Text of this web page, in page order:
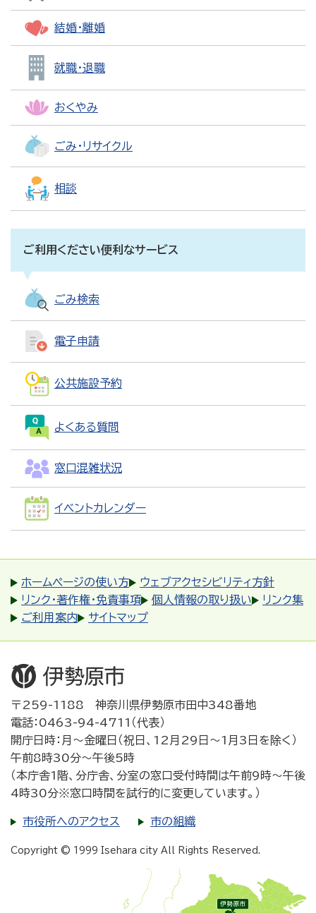
結婚・離婚
就職・退職
おくやみ
ごみ・リサイクル
相談
ご利用ください便利なサービス
ごみ検索
電子申請
公共施設予約
よくある質問
窓口混雑状況
イベントカレンダー
ホームページの使い方
ウェブアクセシビリティ方針
リンク・著作権・免責事項
個人情報の取り扱い
リンク集
ご利用案内
サイトマップ
〒259-1188 神奈川県伊勢原市田中348番地
電話：0463-94-4711（代表）
開庁日時：月～金曜日（祝日、12月29日～1月3日を除く）
午前8時30分～午後5時
（本庁舎1階、分庁舎、分室の窓口受付時間は午前9時～午後
4時30分※窓口時間を試行的に変更しています。）
市役所へのアクセス 市の組織
Copyright © 1999 Isehara city All Rights Reserved.